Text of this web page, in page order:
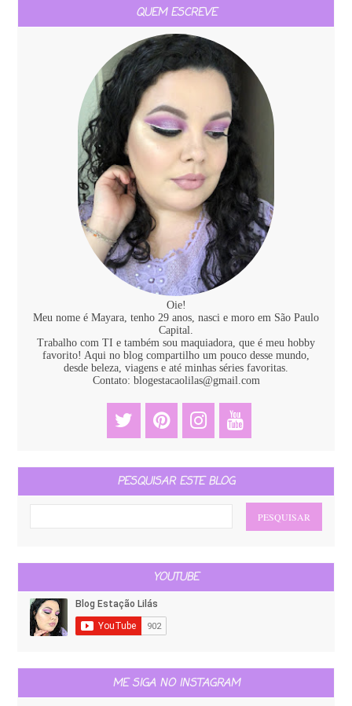
QUEM ESCREVE
Oie!
Meu nome é Mayara, tenho 29 anos, nasci e moro em São Paulo
Capital.
Trabalho com TI e também sou maquiadora, que é meu hobby
favorito! Aqui no blog compartilho um pouco desse mundo,
desde beleza, viagens e até minhas séries favoritas.
Contato: blogestacaolilas@gmail.com
PESQUISAR ESTE BLOG
YOUTUBE
ME SIGA NO INSTAGRAM